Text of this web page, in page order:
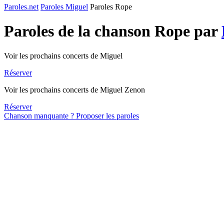
Paroles.net Paroles Miguel Paroles Rope
Paroles de la chanson Rope par
Voir les prochains concerts de Miguel
Réserver
Voir les prochains concerts de Miguel Zenon
Réserver
Chanson manquante ? Proposer les paroles